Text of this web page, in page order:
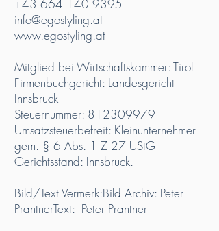
+43 664 140 9395
info@egostyling.at
www.egostyling.at
Mitglied bei Wirtschaftskammer: Tirol
Firmenbuchgericht: Landesgericht
Innsbruck
Steuernummer: 812309979
Umsatzsteuerbefreit: Kleinunternehmer
gem. § 6 Abs. 1 Z 27 UStG
Gerichtsstand: Innsbruck.
Bild/Text Vermerk:Bild Archiv: Peter
PrantnerText: Peter Prantner